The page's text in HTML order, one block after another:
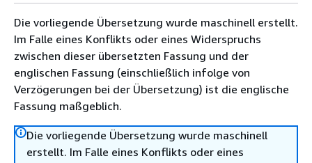
Die vorliegende Übersetzung wurde maschinell erstellt.
Im Falle eines Konflikts oder eines Widerspruchs
zwischen dieser übersetzten Fassung und der
englischen Fassung (einschließlich infolge von
Verzögerungen bei der Übersetzung) ist die englische
Fassung maßgeblich.
Die vorliegende Übersetzung wurde maschinell
erstellt. Im Falle eines Konflikts oder eines